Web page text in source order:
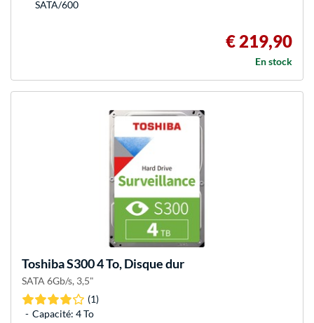
SATA/600
€ 219,90
En stock
ToshibaS300 4 To, Disque dur
SATA 6Gb/s, 3,5"
(1)
Capacité: 4 To